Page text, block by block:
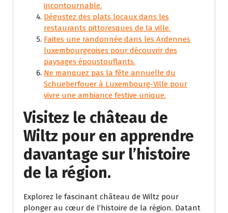
incontournable.
Dégustez des plats locaux dans les
restaurants pittoresques de la ville.
Faites une randonnée dans les Ardennes
luxembourgeoises pour découvrir des
paysages époustouflants.
Ne manquez pas la fête annuelle du
Schueberfouer à Luxembourg-Ville pour
vivre une ambiance festive unique.
Visitez le château de
Wiltz pour en apprendre
davantage sur l’histoire
de la région.
Explorez le fascinant château de Wiltz pour
plonger au cœur de l’histoire de la région. Datant